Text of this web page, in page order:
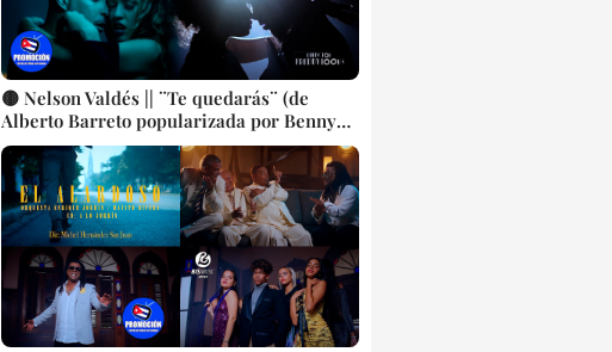
🟡 Nelson Valdés || ¨Te quedarás¨ (de
Alberto Barreto popularizada por Benny
Moré) || Director: Freddy Loons || Bis
Music || Música cubana || Videoclip || CUBA